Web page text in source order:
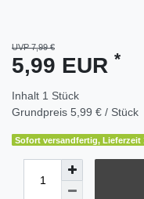
UVP 7,99 €
5,99 EUR *
Inhalt 1 Stück
Grundpreis 5,99 € / Stück
Sofort versandfertig, Lieferzeit